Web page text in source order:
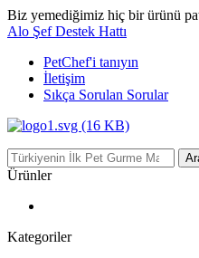
Biz yemediğimiz hiç bir ürünü
Alo Şef Destek Hattı
PetChef'i tanıyın
İletişim
Sıkça Sorulan Sorular
Ürünler
Kategoriler